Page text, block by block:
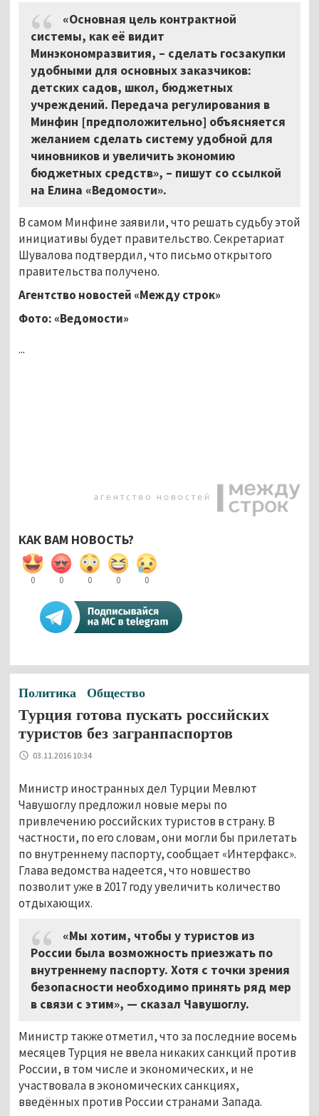
«Основная цель контрактной
системы, как её видит
Минэкономразвития, – сделать госзакупки
удобными для основных заказчиков:
детских садов, школ, бюджетных
учреждений. Передача регулирования в
Минфин [предположительно] объясняется
желанием сделать систему удобной для
чиновников и увеличить экономию
бюджетных средств», – пишут со ссылкой
на Елина «Ведомости».
В самом Минфине заявили, что решать судьбу этой
инициативы будет правительство. Секретариат
Шувалова подтвердил, что письмо открытого
правительства получено.
Агентство новостей «Между строк»
Фото: «Ведомости»
...
КАК ВАМ НОВОСТЬ?
0 0 0 0 0
Политика Общество
Турция готова пускать российских
туристов без загранпаспортов
03.11.2016 10:34
Министр иностранных дел Турции Мевлют
Чавушоглу предложил новые меры по
привлечению российских туристов в страну. В
частности, по его словам, они могли бы прилетать
по внутреннему паспорту, сообщает «Интерфакс».
Глава ведомства надеется, что новшество
позволит уже в 2017 году увеличить количество
отдыхающих.
«Мы хотим, чтобы у туристов из
России была возможность приезжать по
внутреннему паспорту. Хотя с точки зрения
безопасности необходимо принять ряд мер
в связи с этим», — сказал Чавушоглу.
Министр также отметил, что за последние восемь
месяцев Турция не ввела никаких санкций против
России, в том числе и экономических, и не
участвовала в экономических санкциях,
введённых против России странами Запада.